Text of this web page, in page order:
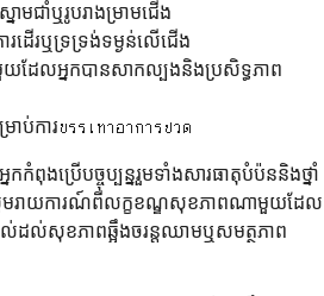
នាមជាំឬរូបរាងម្រាមជើង
រដើរឬទ្រទ្រង់ទម្ងន់លើជើង
យដែលអ្នកបានសាកល្បងនិងប្រសិទ្ធភាព
ាប់ការบรรเทาอาการปวด
ពុងប្រើបច្ចុប្បន្នរួមទាំងសារធាតុបំប៉ននិងថ្នាំ
ក៏សូមរាយការណ៍ពីលក្ខខណ្ឌសុខភាពណាមួយដែល
ល់ដល់សុខភាពឆ្អឹងចរន្តឈាមឬសមត្ថភាព